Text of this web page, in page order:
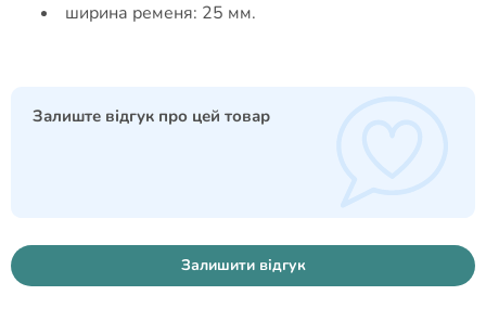
ширина ременя: 25 мм.
Залиште відгук про цей товар
Залишити відгук